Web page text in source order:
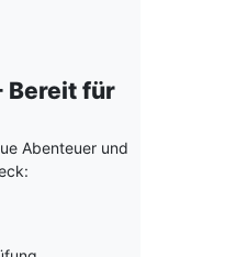
Bereit für
Abenteuer und